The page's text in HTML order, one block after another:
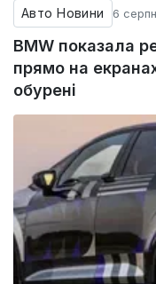
Авто Новини 6
BMW показала
прямо на
обурені